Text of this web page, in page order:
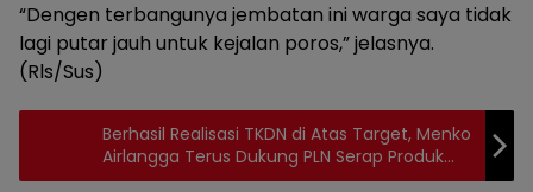
“Dengen terbangunya jembatan ini warga saya tidak
lagi putar jauh untuk kejalan poros,” jelasnya.
(Rls/Sus)
Berhasil Realisasi TKDN di Atas Target, Menko
Airlangga Terus Dukung PLN Serap Produk
Dalam Negeri